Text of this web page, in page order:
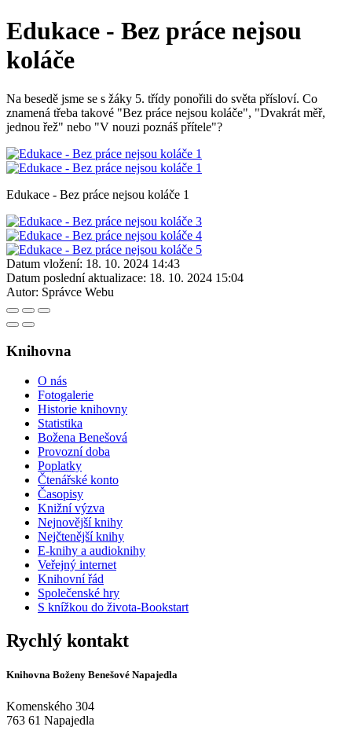
Edukace - Bez práce nejsou
koláče
Na besedě jsme se s žáky 5. třídy ponořili do světa přísloví. Co
znamená třeba takové "Bez práce nejsou koláče", "Dvakrát měř,
jednou řež" nebo "V nouzi poznáš přítele"?
Edukace - Bez práce nejsou koláče 1
Datum vložení: 18. 10. 2024 14:43
Datum poslední aktualizace: 18. 10. 2024 15:04
Autor: Správce Webu
Knihovna
O nás
Fotogalerie
Historie knihovny
Statistika
Božena Benešová
Provozní doba
Poplatky
Čtenářské konto
Časopisy
Knižní výzva
Nejnovější knihy
Nejčtenější knihy
E-knihy a audioknihy
Veřejný internet
Knihovní řád
Společenské hry
S knížkou do života-Bookstart
Rychlý kontakt
Knihovna Boženy Benešové Napajedla
Komenského 304
763 61 Napajedla